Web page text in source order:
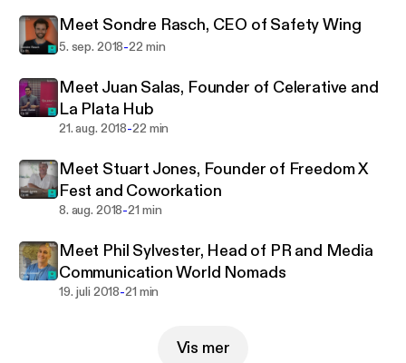
Meet Sondre Rasch, CEO of Safety Wing
5. sep. 2018-22 min
Meet Juan Salas, Founder of Celerative and
La Plata Hub
21. aug. 2018-22 min
Meet Stuart Jones, Founder of Freedom X
Fest and Coworkation
8. aug. 2018-21 min
Meet Phil Sylvester, Head of PR and Media
Communication World Nomads
19. juli 2018-21 min
Vis mer